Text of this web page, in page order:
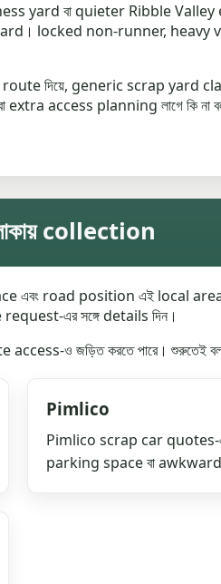
বা quieter Ribble Valley edge
locked non-runner, heavy
দিয়ে, generic scrap yard
access planning লাগে কি না
collection
road position এই local
এর সঙ্গে details দিন।
ও জড়িত করতে পারে। শুরুতেই
Pimlico
Pimlico scrap car
parking space বা awkward